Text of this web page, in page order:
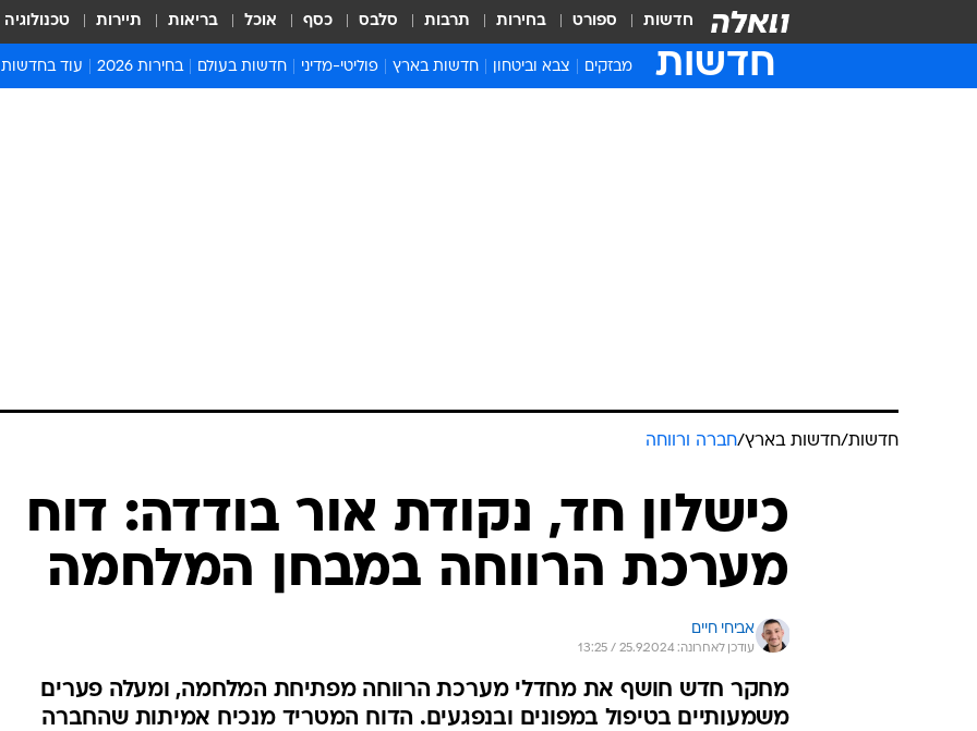
חדשות ספורט בחירות תרבות סלבס כסף אוכל בריאות תיירות טכנולוגיה
חדשות מבזקים צבא וביטחון חדשות בארץ פוליטי-מדיני חדשות בעולם בחירות 2026 עוד בחדשות
המייל האדום
חדשות/חדשות בארץ/חברה ורווחה
כישלון חד, נקודת אור בודדה: דוח
מערכת הרווחה במבחן המלחמה
אביחי חיים
עודכן לאחרונה: 25.9.2024 / 13:25
מחקר חדש חושף את מחדלי מערכת הרווחה מפתיחת המלחמה, ומעלה פערים
משמעותיים בטיפול במפונים ובנפגעים. הדוח המטריד מנכיח אמיתות שהחברה